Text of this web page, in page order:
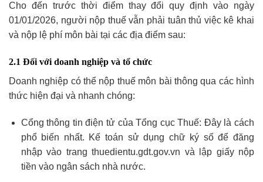
Cho đến trước thời điểm thay đổi quy định vào ngày
01/01/2026, người nộp thuế vẫn phải tuân thủ việc kê khai
và nộp lệ phí môn bài tại các địa điểm sau:
2.1 Đối với doanh nghiệp và tổ chức
Doanh nghiệp có thể nộp thuế môn bài thông qua các hình
thức hiện đại và nhanh chóng:
Cổng thông tin điện tử của Tổng cục Thuế: Đây là cách
phổ biến nhất. Kế toán sử dụng chữ ký số để đăng
nhập vào trang thuedientu.gdt.gov.vn và lập giấy nộp
tiền vào ngân sách nhà nước.